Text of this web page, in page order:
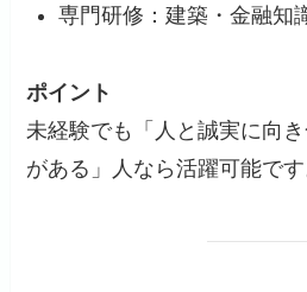
専門研修：建築・金融知
ポイント
未経験でも「人と誠実に向
がある」人なら活躍可能です